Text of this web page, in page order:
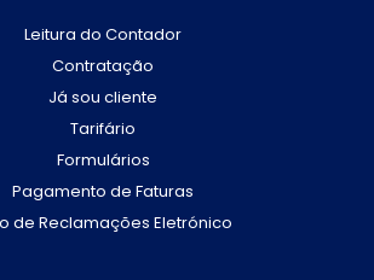
Leitura do Contador
Contratação
Já sou cliente
Tarifário
Formulários
Pagamento de Faturas
de Reclamações Eletrónico